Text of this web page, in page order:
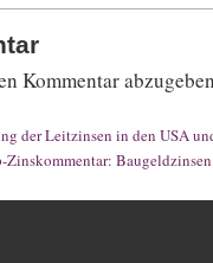
Kommentar
der Leitzinsen in den USA
Zinskommentar: